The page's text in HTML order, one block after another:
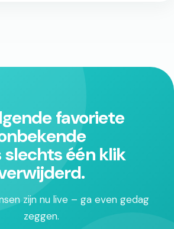
favoriete
slechts één klik
zijn nu live – ga even gedag
zeggen.